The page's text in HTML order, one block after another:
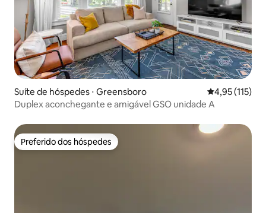
Suíte de hóspedes ⋅ Greensboro 4,95 de uma
4,95 (115)
Duplex aconchegante e amigável GSO unidade A
Preferido dos hóspedes
Preferido dos hóspedes